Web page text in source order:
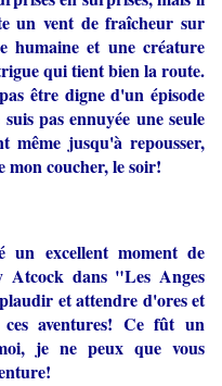
un vent de fraîcheur sur
humaine et une créature
qui tient bien la route.
être digne d'un épisode
pas ennuyée une seule
même jusqu'à repousser,
coucher, le soir!
un excellent moment de
Atcock dans "Les Anges
et attendre d'ores et
aventures! Ce fût un
je ne peux que vous